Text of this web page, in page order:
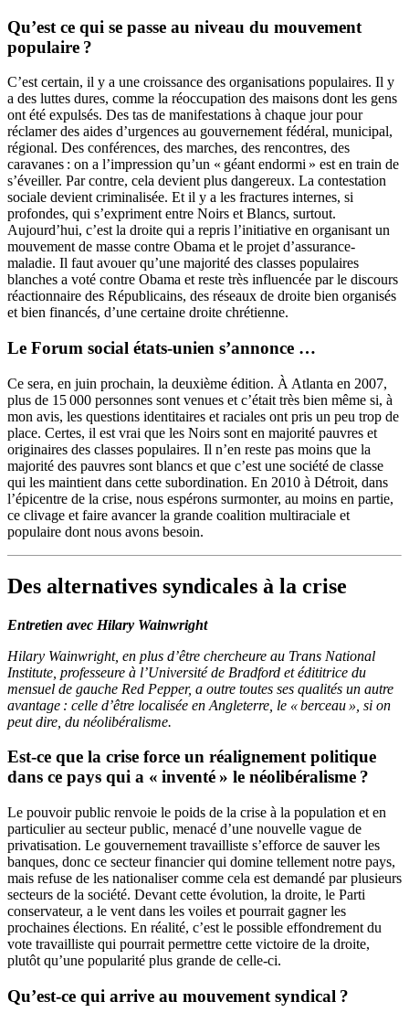
Qu’est ce qui se passe au niveau du mouvement
populaire ?
C’est certain, il y a une croissance des organisations populaires. Il y
a des luttes dures, comme la réoccupation des maisons dont les gens
ont été expulsés. Des tas de manifestations à chaque jour pour
réclamer des aides d’urgences au gouvernement fédéral, municipal,
régional. Des conférences, des marches, des rencontres, des
caravanes : on a l’impression qu’un « géant endormi » est en train de
s’éveiller. Par contre, cela devient plus dangereux. La contestation
sociale devient criminalisée. Et il y a les fractures internes, si
profondes, qui s’expriment entre Noirs et Blancs, surtout.
Aujourd’hui, c’est la droite qui a repris l’initiative en organisant un
mouvement de masse contre Obama et le projet d’assurance-
maladie. Il faut avouer qu’une majorité des classes populaires
blanches a voté contre Obama et reste très influencée par le discours
réactionnaire des Républicains, des réseaux de droite bien organisés
et bien financés, d’une certaine droite chrétienne.
Le Forum social états-unien s’annonce …
Ce sera, en juin prochain, la deuxième édition. À Atlanta en 2007,
plus de 15 000 personnes sont venues et c’était très bien même si, à
mon avis, les questions identitaires et raciales ont pris un peu trop de
place. Certes, il est vrai que les Noirs sont en majorité pauvres et
originaires des classes populaires. Il n’en reste pas moins que la
majorité des pauvres sont blancs et que c’est une société de classe
qui les maintient dans cette subordination. En 2010 à Détroit, dans
l’épicentre de la crise, nous espérons surmonter, au moins en partie,
ce clivage et faire avancer la grande coalition multiraciale et
populaire dont nous avons besoin.
Des alternatives syndicales à la crise
Entretien avec Hilary Wainwright
Hilary Wainwright, en plus d’être chercheure au Trans National
Institute, professeure à l’Université de Bradford et édititrice du
mensuel de gauche Red Pepper, a outre toutes ses qualités un autre
avantage : celle d’être localisée en Angleterre, le « berceau », si on
peut dire, du néolibéralisme.
Est-ce que la crise force un réalignement politique
dans ce pays qui a « inventé » le néolibéralisme ?
Le pouvoir public renvoie le poids de la crise à la population et en
particulier au secteur public, menacé d’une nouvelle vague de
privatisation. Le gouvernement travailliste s’efforce de sauver les
banques, donc ce secteur financier qui domine tellement notre pays,
mais refuse de les nationaliser comme cela est demandé par plusieurs
secteurs de la société. Devant cette évolution, la droite, le Parti
conservateur, a le vent dans les voiles et pourrait gagner les
prochaines élections. En réalité, c’est le possible effondrement du
vote travailliste qui pourrait permettre cette victoire de la droite,
plutôt qu’une popularité plus grande de celle-ci.
Qu’est-ce qui arrive au mouvement syndical ?